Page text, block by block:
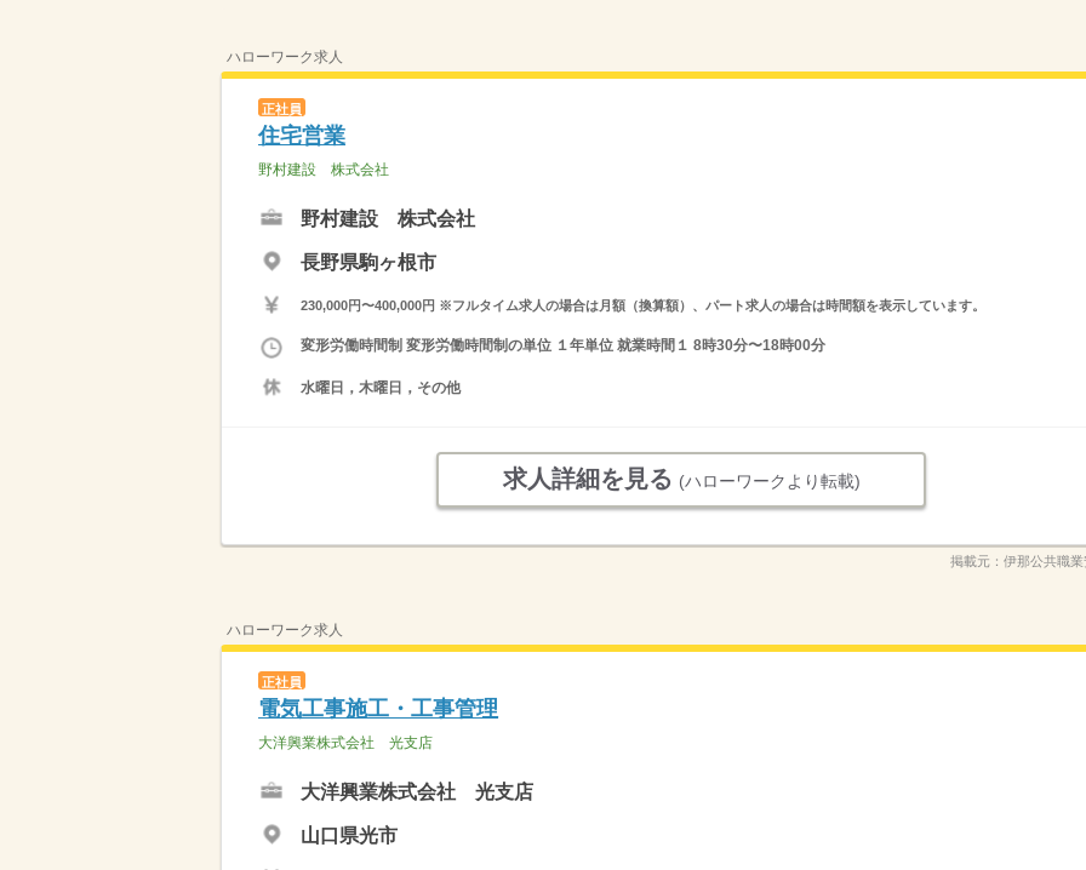
ハローワーク求人
正社員
住宅営業
野村建設 株式会社
野村建設 株式会社
長野県駒ヶ根市
230,000円〜400,000円 ※フルタイム求人の場合は月額（換算額）、パート求人の場合は時間額を表示しています。
変形労働時間制 変形労働時間制の単位 １年単位 就業時間１ 8時30分〜18時00分
水曜日，木曜日，その他
求人詳細を見る (ハローワークより転載)
掲載元： 伊那公共職
ハローワーク求人
正社員
電気工事施工・工事管理
大洋興業株式会社 光支店
大洋興業株式会社 光支店
山口県光市